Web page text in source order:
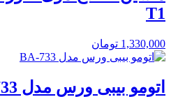
T1
1,330,000 تومان
اتومو بیبی ورس مدل BA-733